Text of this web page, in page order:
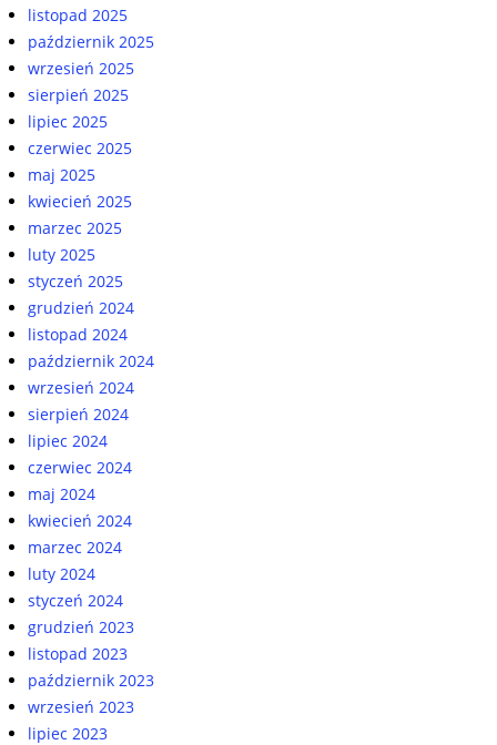
listopad 2025
październik 2025
wrzesień 2025
sierpień 2025
lipiec 2025
czerwiec 2025
maj 2025
kwiecień 2025
marzec 2025
luty 2025
styczeń 2025
grudzień 2024
listopad 2024
październik 2024
wrzesień 2024
sierpień 2024
lipiec 2024
czerwiec 2024
maj 2024
kwiecień 2024
marzec 2024
luty 2024
styczeń 2024
grudzień 2023
listopad 2023
październik 2023
wrzesień 2023
lipiec 2023